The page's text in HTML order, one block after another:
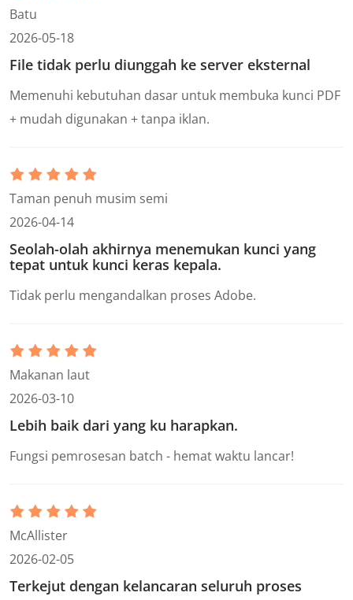
Batu
2026-05-18
File tidak perlu diunggah ke server eksternal
Memenuhi kebutuhan dasar untuk membuka kunci PDF
+ mudah digunakan + tanpa iklan.
Taman penuh musim semi
2026-04-14
Seolah-olah akhirnya menemukan kunci yang
tepat untuk kunci keras kepala.
Tidak perlu mengandalkan proses Adobe.
Makanan laut
2026-03-10
Lebih baik dari yang ku harapkan.
Fungsi pemrosesan batch - hemat waktu lancar!
McAllister
2026-02-05
Terkejut dengan kelancaran seluruh proses